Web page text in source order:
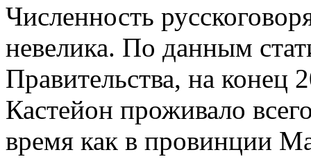
Численность
невелика. По данным
Правительства, на конец
Кастейон проживало
время как в провинции